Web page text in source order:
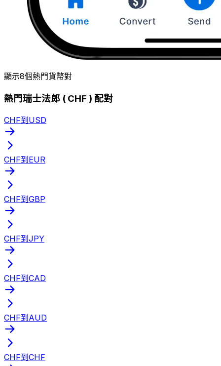
顯示8個熱門貨幣對
熱門瑞士法郎 ( CHF ) 配對
CHF到USD
CHF到EUR
CHF到GBP
CHF到JPY
CHF到CAD
CHF到AUD
CHF到CHF